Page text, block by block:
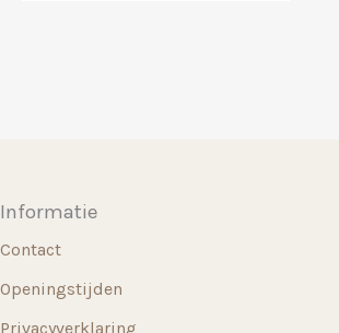
Informatie
Contact
Openingstijden
Privacyverklaring